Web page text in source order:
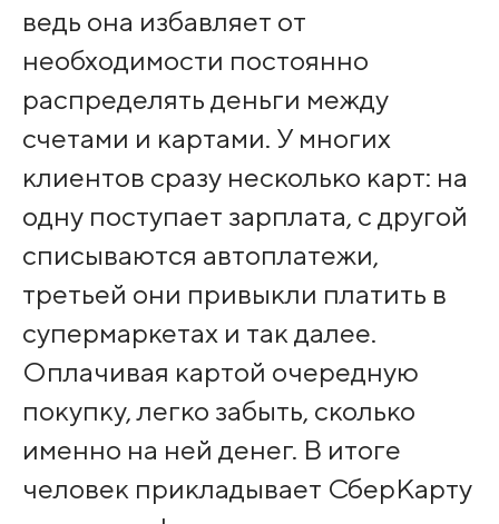
ведь она избавляет от
необходимости постоянно
распределять деньги между
счетами и картами. У многих
клиентов сразу несколько карт: на
одну поступает зарплата, с другой
списываются автоплатежи,
третьей они привыкли платить в
супермаркетах и так далее.
Оплачивая картой очередную
покупку, легко забыть, сколько
именно на ней денег. В итоге
человек прикладывает СберКарту